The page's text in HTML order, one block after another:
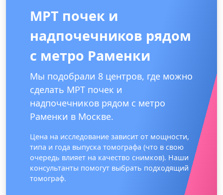
МРТ почек и
надпочечников рядом
с метро Раменки
Мы подобрали 8 центров, где можно
сделать МРТ почек и
надпочечников рядом с метро
Раменки в Москве.
Цена на исследование зависит от мощности,
типа и года выпуска томографа (что в свою
очередь влияет на качество снимков). Наши
консультанты помогут выбрать подходящий
томограф.